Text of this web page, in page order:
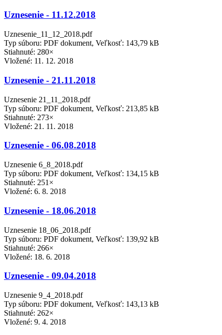
Uznesenie - 11.12.2018
Uznesenie_11_12_2018.pdf
Typ súboru: PDF dokument, Veľkosť: 143,79 kB
Stiahnuté: 280×
Vložené: 11. 12. 2018
Uznesenie - 21.11.2018
Uznesenie 21_11_2018.pdf
Typ súboru: PDF dokument, Veľkosť: 213,85 kB
Stiahnuté: 273×
Vložené: 21. 11. 2018
Uznesenie - 06.08.2018
Uznesenie 6_8_2018.pdf
Typ súboru: PDF dokument, Veľkosť: 134,15 kB
Stiahnuté: 251×
Vložené: 6. 8. 2018
Uznesenie - 18.06.2018
Uznesenie 18_06_2018.pdf
Typ súboru: PDF dokument, Veľkosť: 139,92 kB
Stiahnuté: 266×
Vložené: 18. 6. 2018
Uznesenie - 09.04.2018
Uznesenie 9_4_2018.pdf
Typ súboru: PDF dokument, Veľkosť: 143,13 kB
Stiahnuté: 262×
Vložené: 9. 4. 2018